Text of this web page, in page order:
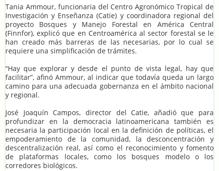
Tania Ammour, funcionaria del Centro Agronómico Tropical de
Investigación y Enseñanza (Catie) y coordinadora regional del
proyecto Bosques y Manejo Forestal en América Central
(Finnfor), explicó que en Centroamérica al sector forestal se le
han creado más barreras de las necesarias, por lo cual se
requiere una simplificación de trámites.
“Hay que explorar y desde el punto de vista legal, hay que
facilitar”, afinó Ammour, al indicar que todavía queda un largo
camino para una adecuada gobernanza en el ámbito nacional
y regional.
José Joaquín Campos, director del Catie, añadió que para
profundizar en la democracia latinoamericana también es
necesaria la participación local en la definición de políticas, el
empoderamiento de la comunidad, la desconcentración y
descentralización real, así como el reconocimiento y fomento
de plataformas locales, como los bosques modelo o los
corredores biológicos.